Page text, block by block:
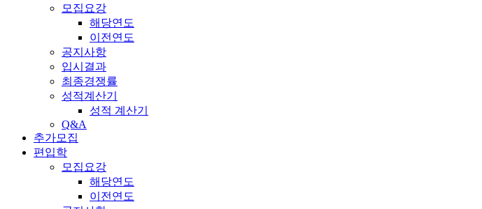
모집요강
해당연도
이전연도
공지사항
입시결과
최종경쟁률
성적계산기
성적 계산기
Q&A
추가모집
편입학
모집요강
해당연도
이전연도